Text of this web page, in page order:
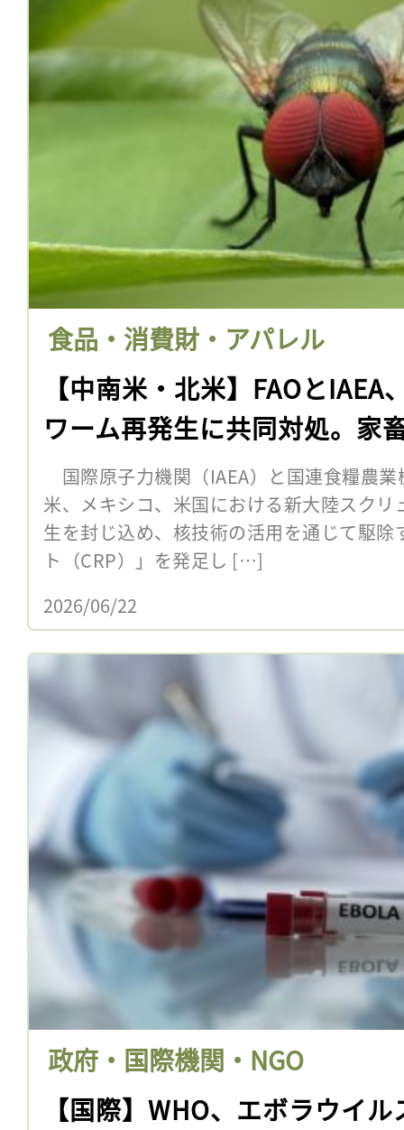
食品・消費財・アパレル
【中南米・北米】FAOと
ワーム再発生に共同対処。家
国際原子力機関（IAEA）と国連食糧農
米、メキシコ、米国における新大陸スクリ
生を封じ込め、核技術の活用を通じて駆
ト（CRP）」を発足し […]
2026/06/22
政府・国際機関・NGO
【国際】WHO、エボラウイ